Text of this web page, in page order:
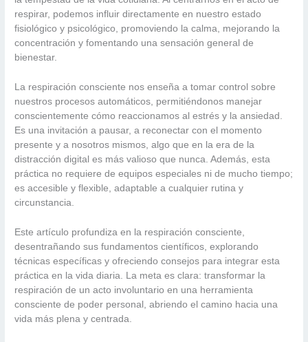
respirar, podemos influir directamente en nuestro estado
fisiológico y psicológico, promoviendo la calma, mejorando la
concentración y fomentando una sensación general de
bienestar.
La respiración consciente nos enseña a tomar control sobre
nuestros procesos automáticos, permitiéndonos manejar
conscientemente cómo reaccionamos al estrés y la ansiedad.
Es una invitación a pausar, a reconectar con el momento
presente y a nosotros mismos, algo que en la era de la
distracción digital es más valioso que nunca. Además, esta
práctica no requiere de equipos especiales ni de mucho tiempo;
es accesible y flexible, adaptable a cualquier rutina y
circunstancia.
Este artículo profundiza en la respiración consciente,
desentrañando sus fundamentos científicos, explorando
técnicas específicas y ofreciendo consejos para integrar esta
práctica en la vida diaria. La meta es clara: transformar la
respiración de un acto involuntario en una herramienta
consciente de poder personal, abriendo el camino hacia una
vida más plena y centrada.